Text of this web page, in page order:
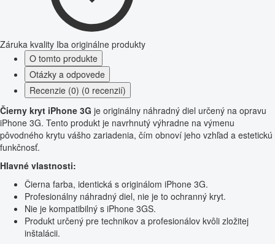
Záruka kvality Iba originálne produkty
O tomto produkte
Otázky a odpovede
Recenzie (0) (0 recenzií)
Čierny kryt iPhone 3G je originálny náhradný diel určený na opravu
iPhone 3G. Tento produkt je navrhnutý výhradne na výmenu
pôvodného krytu vášho zariadenia, čím obnoví jeho vzhľad a estetickú
funkčnosť.
Hlavné vlastnosti:
Čierna farba, identická s originálom iPhone 3G.
Profesionálny náhradný diel, nie je to ochranný kryt.
Nie je kompatibilný s iPhone 3GS.
Produkt určený pre technikov a profesionálov kvôli zložitej
inštalácii.